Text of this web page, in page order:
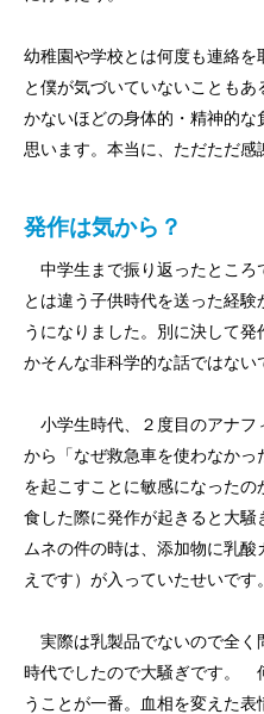
幼稚園や学校とは何度も連絡
と僕が気づいていないことも
かないほどの身体的・精神的な
思います。本当に、ただただ感
発作は気から？
中学生まで振り返ったところ
とは違う子供時代を送った経
うになりました。別に決して
かそんな非科学的な話ではない
小学生時代、２度目のアナフ
から「なぜ救急車を使わなか
を起こすことに敏感になった
食した際に発作が起きると大
ムネの件の時は、添加物に乳
えです）が入っていたせいです。
実際は乳製品でないので全く
時代でしたので大騒ぎです。
うことが一番。血相を変えた